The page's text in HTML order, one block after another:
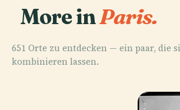
More inParis.
651 Orte zu entdecken — ein paar, die
kombinieren lassen.